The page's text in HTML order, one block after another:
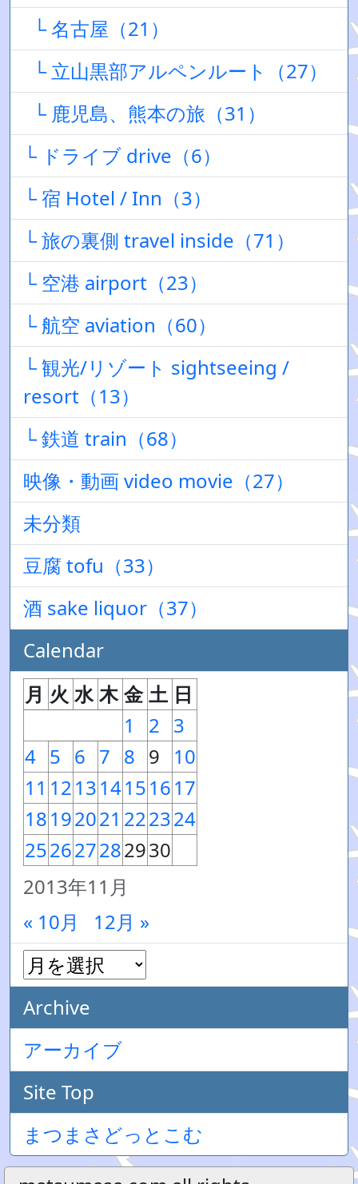
└ 名古屋（21）
└ 立山黒部アルペンルート（27）
└ 鹿児島、熊本の旅（31）
└ ドライブ drive（6）
└ 宿 Hotel / Inn（3）
└ 旅の裏側 travel inside（71）
└ 空港 airport（23）
└ 航空 aviation（60）
└ 観光/リゾート sightseeing /
resort（13）
└ 鉄道 train（68）
映像・動画 video movie（27）
未分類
豆腐 tofu（33）
酒 sake liquor（37）
Calendar
2013年11月
月 火 水 木 金 土 日
1
2 3
4 5 6 7 8 9
10
11 121314151617
18192021 222324
252627282930
« 10月 12月 »
Archive
アーカイブ
Site Top
まつまさどっとこむ